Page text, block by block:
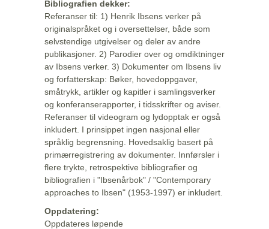
Bibliografien dekker:
Referanser til: 1) Henrik Ibsens verker på
originalspråket og i oversettelser, både som
selvstendige utgivelser og deler av andre
publikasjoner. 2) Parodier over og omdiktninger
av Ibsens verker. 3) Dokumenter om Ibsens liv
og forfatterskap: Bøker, hovedoppgaver,
småtrykk, artikler og kapitler i samlingsverker
og konferanserapporter, i tidsskrifter og aviser.
Referanser til videogram og lydopptak er også
inkludert. I prinsippet ingen nasjonal eller
språklig begrensning. Hovedsaklig basert på
primærregistrering av dokumenter. Innførsler i
flere trykte, retrospektive bibliografier og
bibliografien i "Ibsenårbok" / "Contemporary
approaches to Ibsen" (1953-1997) er inkludert.
Oppdatering:
Oppdateres løpende